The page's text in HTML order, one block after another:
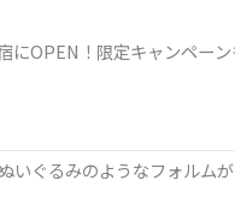
にOPEN！限定キャンペー
いぐるみのようなフォルム